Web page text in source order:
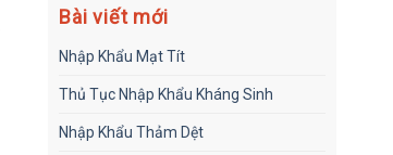
Bài viết mới
Nhập Khẩu Mạt Tít
Thủ Tục Nhập Khẩu Kháng Sinh
Nhập Khẩu Thảm Dệt